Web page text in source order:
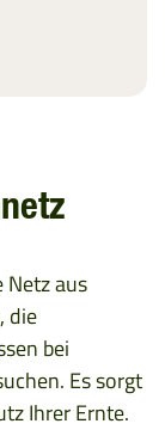
Netz aus
die
bei
Es sorgt
Ihrer Ernte.